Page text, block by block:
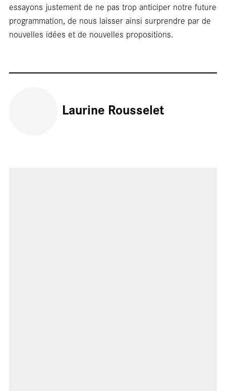
essayons justement de ne pas trop anticiper notre future
programmation, de nous laisser ainsi surprendre par de
nouvelles idées et de nouvelles propositions.
Laurine Rousselet